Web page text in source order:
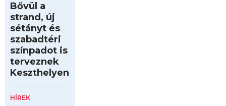
Bővül a
strand, új
sétányt és
szabadtéri
színpadot is
terveznek
Keszthelyen
HÍREK